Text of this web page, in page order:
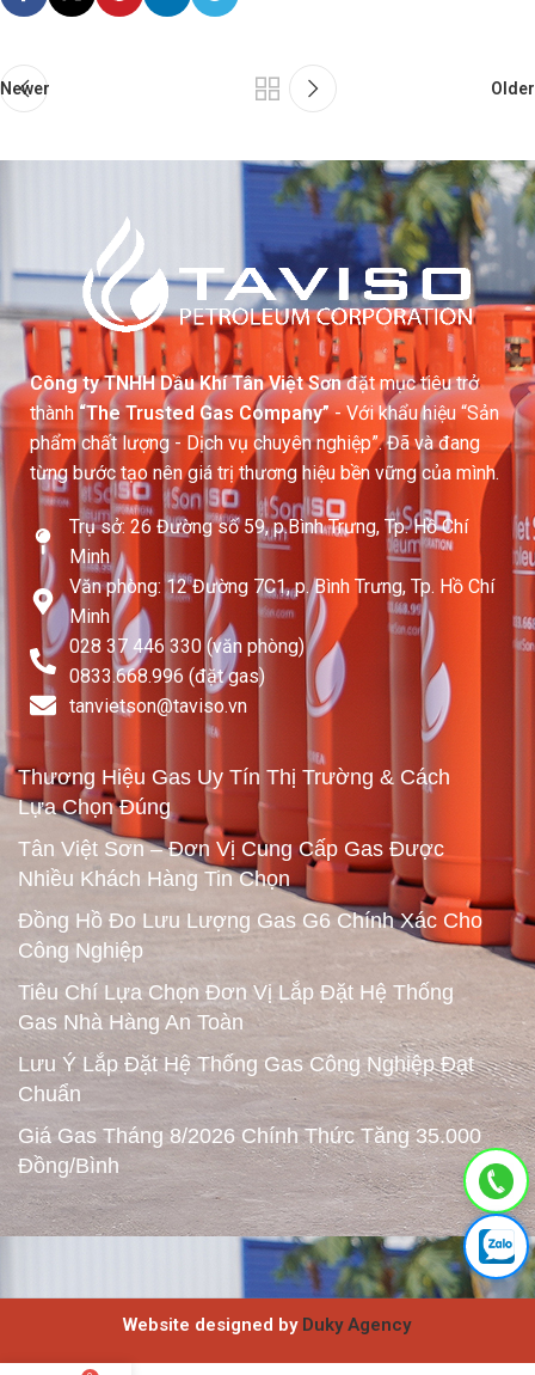
Newer Older
Công ty TNHH Dầu Khí Tân Việt Sơnđặt mục tiêu trở
thành “The Trusted Gas Company”- Với khẩu hiệu “Sản
phẩm chất lượng - Dịch vụ chuyên nghiệp”. Đã và đang
từng bước tạo nên giá trị thương hiệu bền vững của mình.
Trụ sở: 26 Đường số 59, p.Bình Trưng, Tp. Hồ Chí
Minh
Văn phòng: 12 Đường 7C1, p. Bình Trưng, Tp. Hồ Chí
Minh
028 37 446 330 (văn phòng)
0833.668.996 (đặt gas)
tanvietson@taviso.vn​
Thương Hiệu Gas Uy Tín Thị Trường & Cách
Lựa Chọn Đúng
Tân Việt Sơn – Đơn Vị Cung Cấp Gas Được
Nhiều Khách Hàng Tin Chọn
Đồng Hồ Đo Lưu Lượng Gas G6 Chính Xác Cho
Công Nghiệp
Tiêu Chí Lựa Chọn Đơn Vị Lắp Đặt Hệ Thống
Gas Nhà Hàng An Toàn
Lưu Ý Lắp Đặt Hệ Thống Gas Công Nghiệp Đạt
Chuẩn
Giá Gas Tháng 8/2026 Chính Thức Tăng 35.000
Đồng/Bình
Website designed byDuky Agency